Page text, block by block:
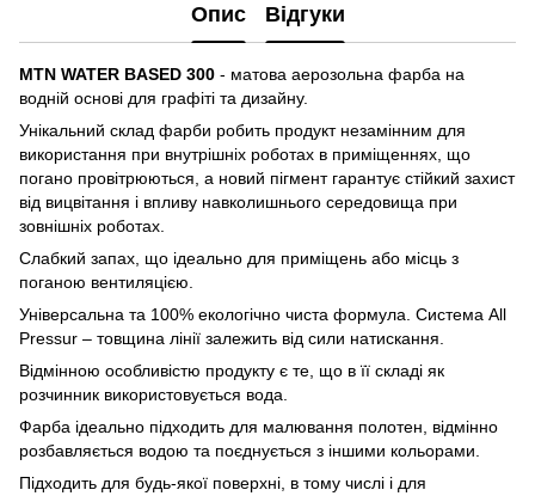
Опис Відгуки
MTN WATER BASED 300 - матова аерозольна фарба на
водній основі для графіті та дизайну.
Унікальний склад фарби робить продукт незамінним для
використання при внутрішніх роботах в приміщеннях, що
погано провітрюються, а новий пігмент гарантує стійкий захист
від вицвітання і впливу навколишнього середовища при
зовнішніх роботах.
Слабкий запах, що ідеально для приміщень або місць з
поганою вентиляцією.
Універсальна та 100% екологічно чиста формула. Система All
Pressur – товщина лінії залежить від сили натискання.
Відмінною особливістю продукту є те, що в її складі як
розчинник використовується вода.
Фарба ідеально підходить для малювання полотен, відмінно
розбавляється водою та поєднується з іншими кольорами.
Підходить для будь-якої поверхні, в тому числі і для